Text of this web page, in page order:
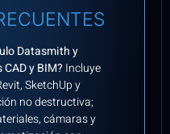
Datasmith y
y BIM? Incluye
SketchUp y
no destructiva;
cámaras y